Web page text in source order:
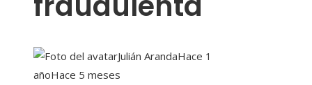
Julián ArandaHace 1
añoHace 5 meses